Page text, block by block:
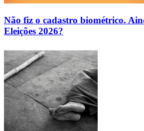
Não fiz o cadastro biométrico.
Eleições 2026?